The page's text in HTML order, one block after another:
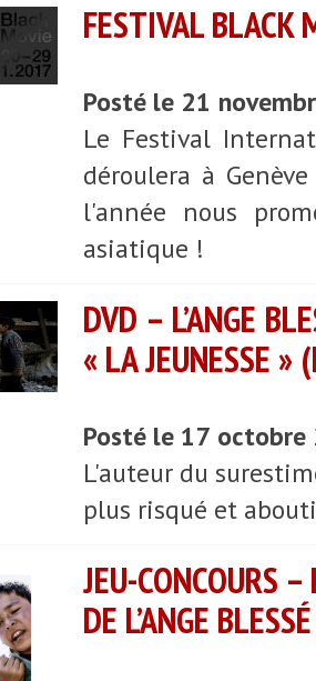
FESTIVAL BLACK
Posté le 21
Le Festival
déroulera à
l'année nous
asiatique !
DVD – L’ANGE
« LA JEUNESSE
Posté le 17
L'auteur du
plus risqué et
JEU-CONCOURS
DE L’ANGE